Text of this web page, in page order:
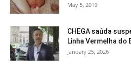
May 5, 2019
CHEGA saúda
Linha Vermelha do
January 25, 2026